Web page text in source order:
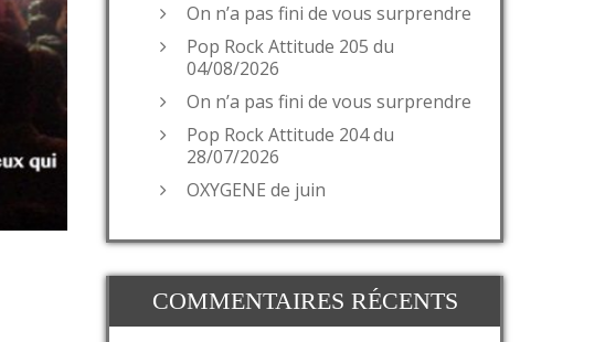
On n’a pas fini de vous surprendre
Pop Rock Attitude 205 du
04/08/2026
On n’a pas fini de vous surprendre
Pop Rock Attitude 204 du
28/07/2026
OXYGENE de juin
COMMENTAIRES RÉCENTS